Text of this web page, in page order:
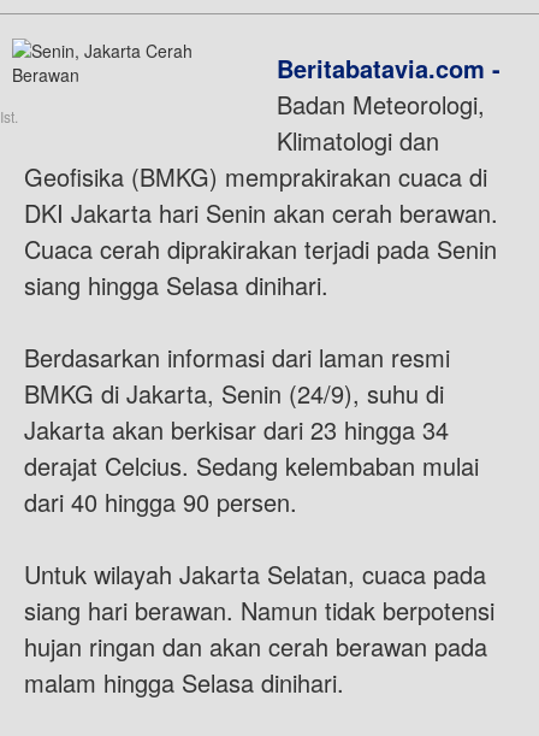
Ist.
Beritabatavia.com -
Badan Meteorologi,
Klimatologi dan
Geofisika (BMKG) memprakirakan cuaca di
DKI Jakarta hari Senin akan cerah berawan.
Cuaca cerah diprakirakan terjadi pada Senin
siang hingga Selasa dinihari.
Berdasarkan informasi dari laman resmi
BMKG di Jakarta, Senin (24/9), suhu di
Jakarta akan berkisar dari 23 hingga 34
derajat Celcius. Sedang kelembaban mulai
dari 40 hingga 90 persen.
Untuk wilayah Jakarta Selatan, cuaca pada
siang hari berawan. Namun tidak berpotensi
hujan ringan dan akan cerah berawan pada
malam hingga Selasa dinihari.